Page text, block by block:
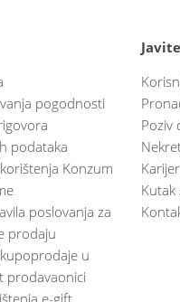
pogodnosti
podataka
Konzum
poslovanja za
prodaju
u
prodavaonici
e-gift
Poziv
Kutak